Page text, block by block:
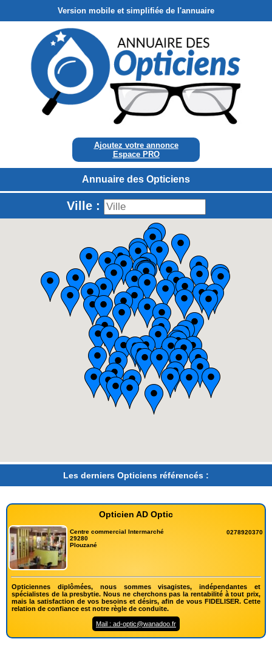
Version mobile et simplifiée de l'annuaire
Ajoutez votre annonce
Espace PRO
Annuaire des Opticiens
Ville :
Les derniers Opticiens référencés :
Opticien AD Optic
Centre commercial Intermarché
29280
Plouzané
0278920370
Opticiennes diplômées, nous sommes visagistes, indépendantes et
spécialistes de la presbytie. Nous ne cherchons pas la rentabilité à tout prix,
mais la satisfaction de vos besoins et désirs, afin de vous FIDELISER. Cette
relation de confiance est notre règle de conduite.
Mail : ad-optic@wanadoo.fr